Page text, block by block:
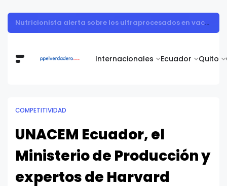
Internacionales Ecuador Quito
Muestra de arte contemporáneo reunió a cuerpo diplomático y artistas nacionales en la Academia Diplomática Galo Plaza
COMPETITIVIDAD
UNACEM Ecuador, el
Ministerio de Producción y
expertos de Harvard